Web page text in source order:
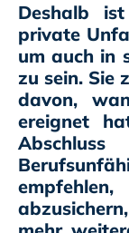
Deshalb
private
um auch in
zu sein. Sie
davon,
ereignet